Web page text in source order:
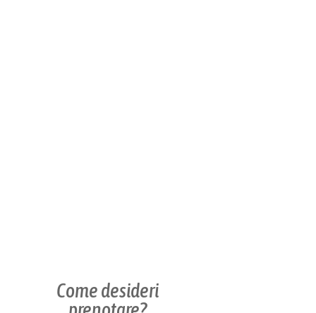
Come desideri